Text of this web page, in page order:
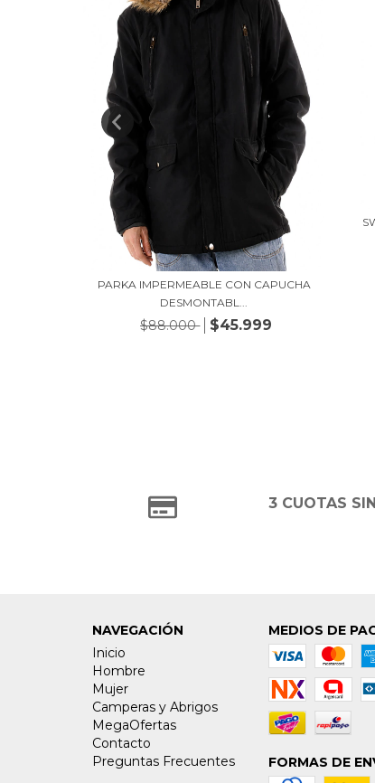
PARKA IMPERMEABLE CON CAPUCHA
DESMONTABL...
$88.000 $45.999
3 CUOTAS
NAVEGACIÓN
Inicio
Hombre
Mujer
Camperas y Abrigos
MegaOfertas
Contacto
Preguntas Frecuentes
MEDIOS DE
FORMAS DE